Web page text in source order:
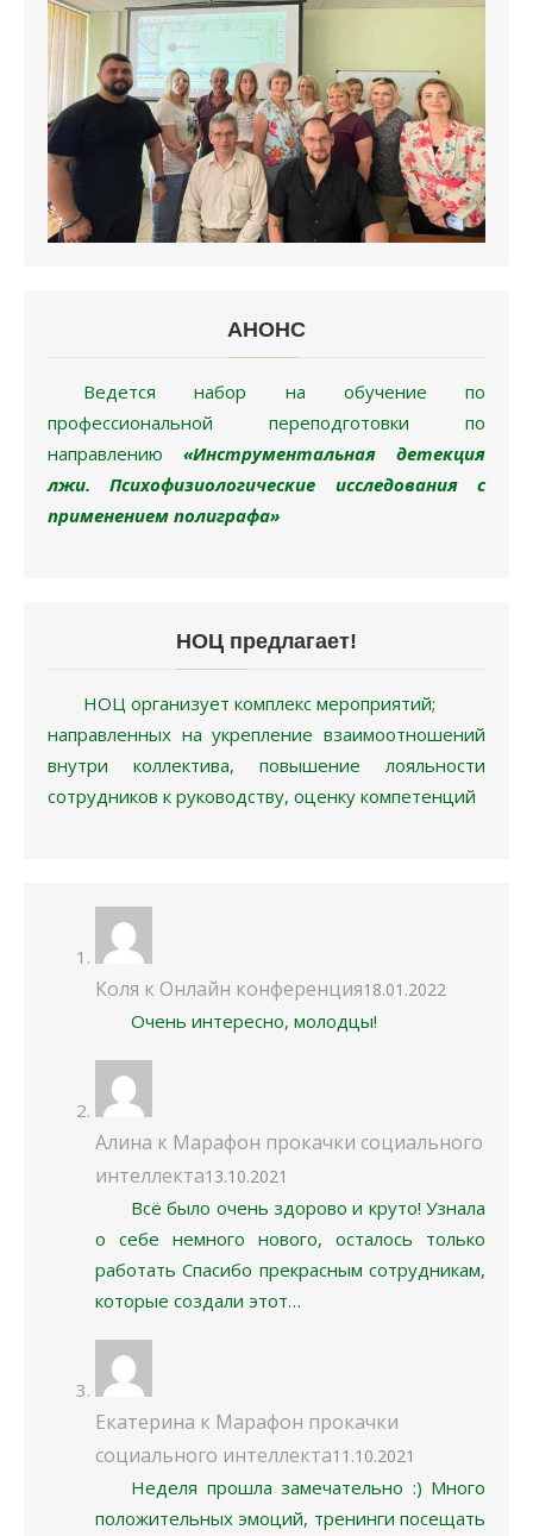
АНОНC
Ведется набор на обучение по
профессиональной переподготовки по
направлению «Инструментальная детекция
лжи. Психофизиологические исследования с
применением полиграфа»
НОЦ предлагает!
НОЦ организует комплекс мероприятий;
направленных на укрепление взаимоотношений
внутри коллектива, повышение лояльности
сотрудников к руководству, оценку компетенций
Коля к Онлайн конференция18.01.2022
Очень интересно, молодцы!
Алина к Марафон прокачки социального
интеллекта13.10.2021
Всё было очень здорово и круто! Узнала
о себе немного нового, осталось только
работать Спасибо прекрасным сотрудникам,
которые создали этот…
Екатерина к Марафон прокачки
социального интеллекта11.10.2021
Неделя прошла замечательно :) Много
положительных эмоций, тренинги посещать